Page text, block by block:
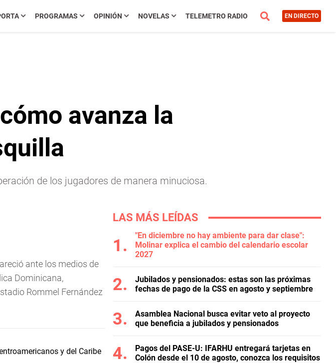
PROGRAMAS OPINIÓN NOVELAS TELEMETRO RADIO EN DIRECTO
avanza la
de los jugadores de manera minuciosa.
ante los medios de
Dominicana,
Rommel Fernández
y del Caribe
LAS MÁS LEÍDAS
"En diciembre no hay ambiente para dar clase":
Molinar explica el cambio del calendario escolar
2027
Jubilados y pensionados: estas son las próximas
fechas de pago de la CSS en agosto y septiembre
Asamblea Nacional busca evitar veto al proyecto
que beneficia a jubilados y pensionados
Pagos del PASE-U: IFARHU entregará tarjetas en
Colón desde el 10 de agosto, conozca los requisitos